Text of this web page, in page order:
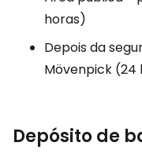
horas)
Depois da
Mövenpick (24
Depósito de